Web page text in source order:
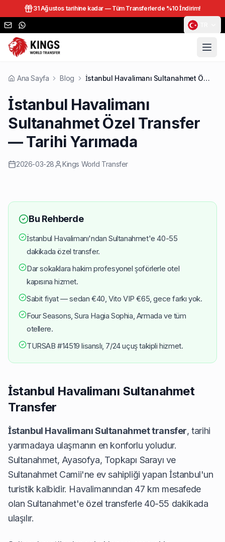
31 Ağustos tarihine kadar — Tüm Transferlerde %10 İndirim!
Ana Sayfa Blog İstanbul Havalimanı Sultanahmet Özel Transfer — Tarihi Yarımada
İstanbul Havalimanı
Sultanahmet Özel Transfer
— Tarihi Yarımada
2026-03-28 Kings World Transfer
Bu Rehberde
İstanbul Havalimanı'ndan Sultanahmet'e 40-55
dakikada özel transfer.
Dar sokaklara hakim profesyonel şoförlerle otel
kapısına hizmet.
Sabit fiyat — sedan €40, Vito VIP €65, gece farkı yok.
Four Seasons, Sura Hagia Sophia, Armada ve tüm
otellere.
TURSAB #14519 lisanslı, 7/24 uçuş takipli hizmet.
İstanbul Havalimanı Sultanahmet
Transfer
İstanbul Havalimanı Sultanahmet transfer, tarihi
yarımadaya ulaşmanın en konforlu yoludur.
Sultanahmet, Ayasofya, Topkapı Sarayı ve
Sultanahmet Camii'ne ev sahipliği yapan İstanbul'un
turistik kalbidir. Havalimanından 47 km mesafede
olan Sultanahmet'e özel transferle 40-55 dakikada
ulaşılır.